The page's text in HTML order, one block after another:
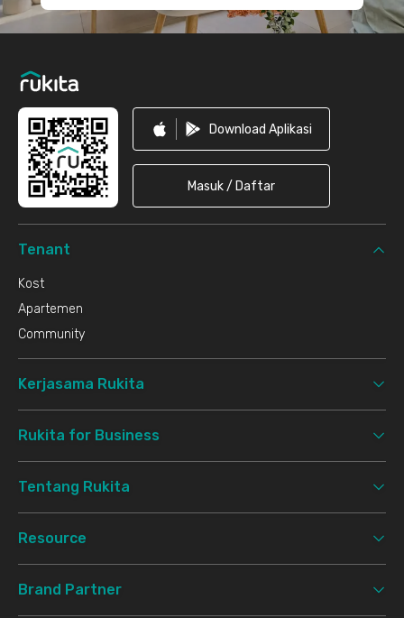
Download Aplikasi
Masuk / Daftar
Tenant
Kost
Apartemen
Community
Kerjasama Rukita
Rukita for Business
Tentang Rukita
Resource
Brand Partner